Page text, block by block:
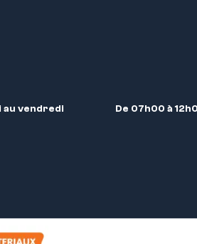
au vendredi De 07h00 à